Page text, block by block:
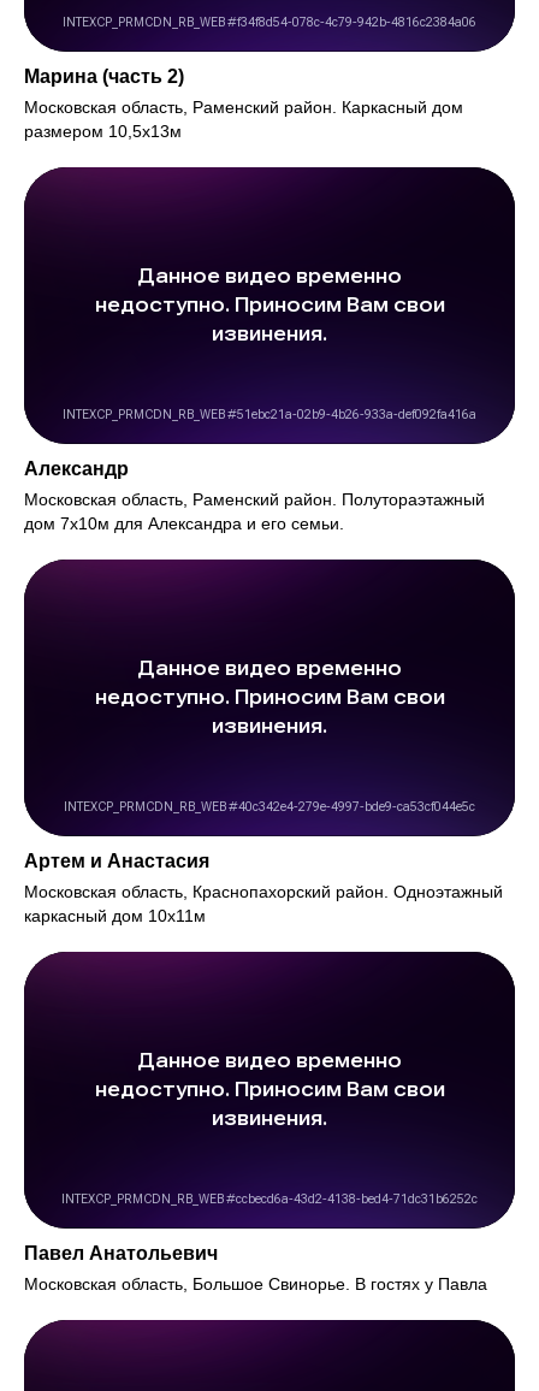
Марина (часть 2)
Московская область, Раменский район. Каркасный дом
размером 10,5х13м
Александр
Московская область, Раменский район. Полутораэтажный
дом 7х10м для Александра и его семьи.
Артем и Анастасия
Московская область, Краснопахорский район. Одноэтажный
каркасный дом 10х11м
Павел Анатольевич
Московская область, Большое Свинорье. В гостях у Павла